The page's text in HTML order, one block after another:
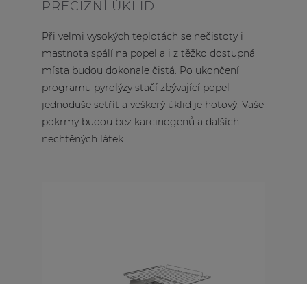
PRECIZNÍ ÚKLID
Při velmi vysokých teplotách se nečistoty i
mastnota spálí na popel a i z těžko dostupná
místa budou dokonale čistá. Po ukončení
programu pyrolýzy stačí zbývající popel
jednoduše setřít a veškerý úklid je hotový. Vaše
pokrmy budou bez karcinogenů a dalších
nechtěných látek.